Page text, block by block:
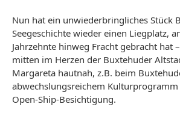
Nun hat ein unwiederbringliches Stück
Seegeschichte wieder einen Liegplatz,
Jahrzehnte hinweg Fracht gebracht hat
mitten im Herzen der Buxtehuder
Margareta hautnah, z.B. beim
abwechslungsreichem
Open-Ship-Besichtigung.